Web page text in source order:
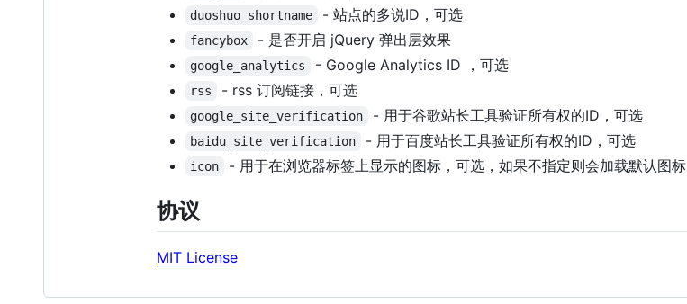
duoshuo_shortname - 站点的多说ID，可选
fancybox - 是否开启 jQuery 弹出层效果
google_analytics - Google Analytics ID ，可选
rss - rss 订阅链接，可选
google_site_verification - 用于谷歌站长工具验证所有权的ID，可选
baidu_site_verification - 用于百度站长工具验证所有权的ID，可选
icon - 用于在浏览器标签上显示的图标，可选，如果不指定则会加载默认图标
协议
MIT License